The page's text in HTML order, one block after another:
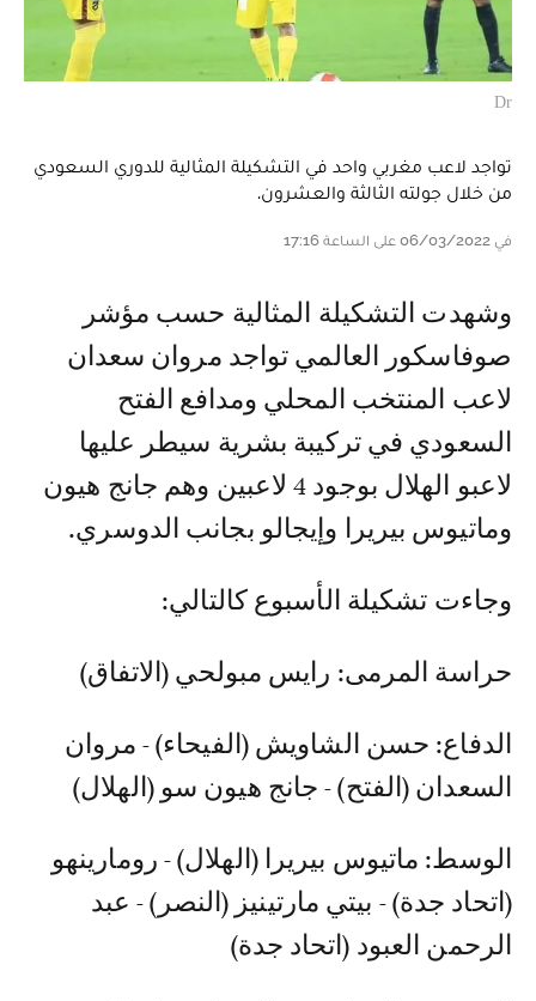
Dr
تواجد لاعب مغربي واحد في التشكيلة المثالية للدوري السعودي
من خلال جولته الثالثة والعشرون.
في 06/03/2022 على الساعة 17:16
وشهدت التشكيلة المثالية حسب مؤشر
صوفاسكور العالمي تواجد مروان سعدان
لاعب المنتخب المحلي ومدافع الفتح
السعودي في تركيبة بشرية سيطر عليها
لاعبو الهلال بوجود 4 لاعبين وهم جانج هيون
وماتيوس بيريرا وإيجالو بجانب الدوسري.
وجاءت تشكيلة الأسبوع كالتالي:
حراسة المرمى: رايس مبولحي (الاتفاق)
الدفاع: حسن الشاويش (الفيحاء) - مروان
السعدان (الفتح) - جانج هيون سو (الهلال)
الوسط: ماتيوس بيريرا (الهلال) - رومارينهو
(اتحاد جدة) - بيتي مارتينيز (النصر) - عبد
الرحمن العبود (اتحاد جدة)